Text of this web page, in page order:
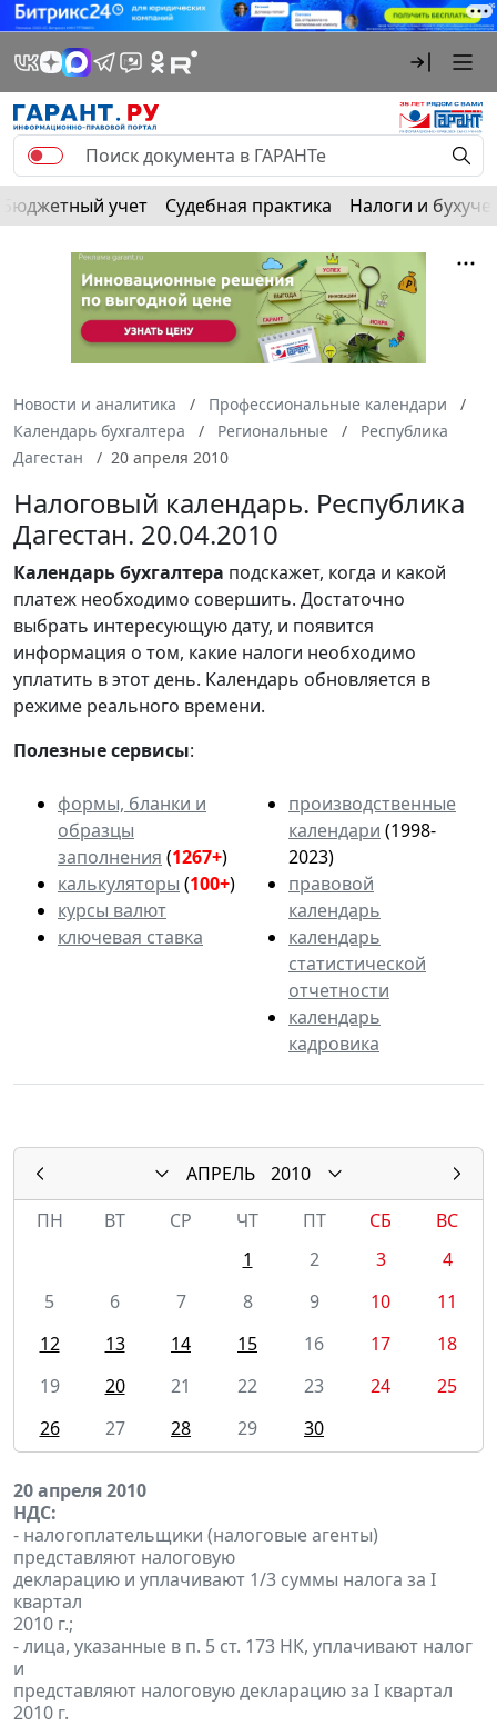
Бюджетный учет Судебная практика Налоги и
Новости и аналитика
Профессиональные календари
Календарь бухгалтера
Региональные
Республика
Дагестан
20 апреля 2010
Налоговый календарь. Республика
Дагестан. 20.04.2010
Календарьбухгалтера подскажет, когда и какой
платеж необходимо совершить. Достаточно
выбрать интересующую дату, и появится
информация о том, какие налоги необходимо
уплатить в этот день. Календарь обновляется в
режиме реального времени.
Полезные сервисы:
формы, бланки и
образцы
заполнения (1267+)
калькуляторы (100+)
курсы валют
ключевая ставка
производственные
календари (1998-
2023)
правовой
календарь
календарь
статистической
отчетности
календарь
кадровика
АПРЕЛЬ
2010
ПН
ВТ СР ЧТ ПТ СБ
ВС
1
2 3
4
5
6 7 8 9 10
11
12
13 14 15 16 17
18
19
20 21 22 23 24
25
26
27 28 29 30
20 апреля 2010
НДС:
- налогоплательщики (налоговые агенты)
представляют налоговую
декларацию и уплачивают 1/3 суммы налога за I
квартал
2010 г.;
- лица, указанные в п. 5 ст. 173 НК, уплачивают налог
и
представляют налоговую декларацию за I квартал
2010 г.